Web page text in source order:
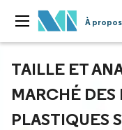
À
TAILLE ET
MARCHÉ DES
PLASTIQUES